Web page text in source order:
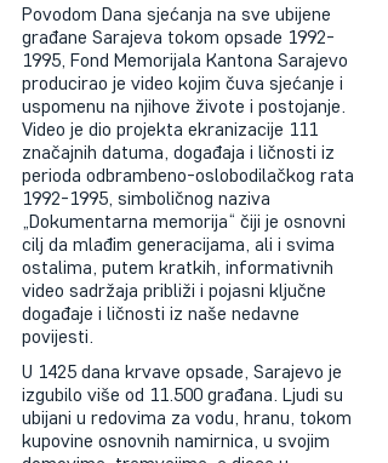
Povodom Dana sjećanja na sve ubijene
građane Sarajeva tokom opsade 1992-
1995, Fond Memorijala Kantona Sarajevo
producirao je video kojim čuva sjećanje i
uspomenu na njihove živote i postojanje.
Video je dio projekta ekranizacije 111
značajnih datuma, događaja i ličnosti iz
perioda odbrambeno-oslobodilačkog rata
1992-1995, simboličnog naziva
„Dokumentarna memorija“ čiji je osnovni
cilj da mlađim generacijama, ali i svima
ostalima, putem kratkih, informativnih
video sadržaja približi i pojasni ključne
događaje i ličnosti iz naše nedavne
povijesti.
U 1425 dana krvave opsade, Sarajevo je
izgubilo više od 11.500 građana. Ljudi su
ubijani u redovima za vodu, hranu, tokom
kupovine osnovnih namirnica, u svojim